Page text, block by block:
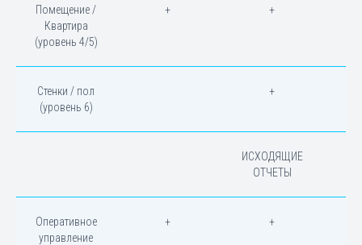
Помещение /
Квартира
(уровень 4/5)
+ +
Стенки / пол
(уровень 6)
+
ИСХОДЯЩИЕ
ОТЧЕТЫ
Оперативное
управление
+ +